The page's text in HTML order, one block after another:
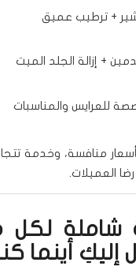
+ ترطيب عميق
+ إزالة الجلد الميت
للعرايس والمناسبات
منافسة، وخدمة
العميلات.
لكل
إليكِ أينما